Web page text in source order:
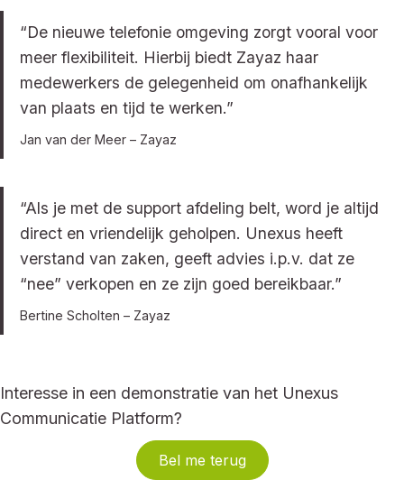
“De nieuwe telefonie omgeving zorgt vooral voor
meer flexibiliteit. Hierbij biedt Zayaz haar
medewerkers de gelegenheid om onafhankelijk
van plaats en tijd te werken.”
Jan van der Meer – Zayaz
“Als je met de support afdeling belt, word je altijd
direct en vriendelijk geholpen. Unexus heeft
verstand van zaken, geeft advies i.p.v. dat ze
“nee” verkopen en ze zijn goed bereikbaar.”
Bertine Scholten – Zayaz
Interesse in een demonstratie van het Unexus
Communicatie Platform?
Bel me terug